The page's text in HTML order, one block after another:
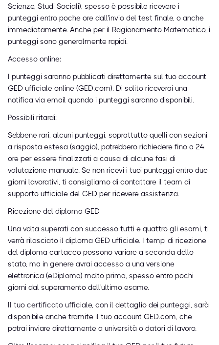
Scienze, Studi Sociali), spesso è possibile ricevere i
punteggi entro poche ore dall'invio del test finale, o anche
immediatamente. Anche per il Ragionamento Matematico, i
punteggi sono generalmente rapidi.
Accesso online:
I punteggi saranno pubblicati direttamente sul tuo account
GED ufficiale online (GED.com). Di solito riceverai una
notifica via email quando i punteggi saranno disponibili.
Possibili ritardi:
Sebbene rari, alcuni punteggi, soprattutto quelli con sezioni
a risposta estesa (saggio), potrebbero richiedere fino a 24
ore per essere finalizzati a causa di alcune fasi di
valutazione manuale. Se non ricevi i tuoi punteggi entro due
giorni lavorativi, ti consigliamo di contattare il team di
supporto ufficiale del GED per ricevere assistenza.
Ricezione del diploma GED
Una volta superati con successo tutti e quattro gli esami, ti
verrà rilasciato il diploma GED ufficiale. I tempi di ricezione
del diploma cartaceo possono variare a seconda dello
stato, ma in genere avrai accesso a una versione
elettronica (eDiploma) molto prima, spesso entro pochi
giorni dal superamento dell'ultimo esame.
Il tuo certificato ufficiale, con il dettaglio dei punteggi, sarà
disponibile anche tramite il tuo account GED.com, che
potrai inviare direttamente a università o datori di lavoro.